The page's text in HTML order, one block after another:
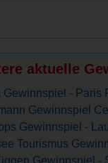
aktuelle
Gewinnspiel - Paris
Gewinnspiel
Gewinnspiel -
Tourismus
Gewinnspiel -